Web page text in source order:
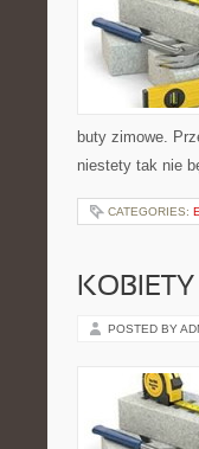
buty zimowe.
niestety tak nie
CATEGORIES:
KOBIETY
POSTED BY